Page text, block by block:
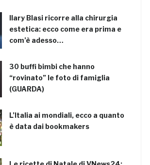
Ilary Blasi ricorre alla chirurgia
estetica: ecco come era prima e
com’è adesso…
30 buffi bimbi che hanno
“rovinato” le foto di famiglia
(GUARDA)
L’Italia ai mondiali, ecco a quanto
è data dai bookmakers